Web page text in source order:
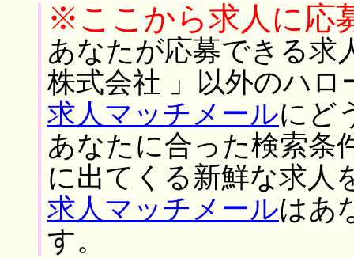
※ここから求人に応
あなたが応募できる
株式会社 」以外のハ
求人マッチメールにど
あなたに合った検索条
に出てくる新鮮な求人
求人マッチメールはあ
す。